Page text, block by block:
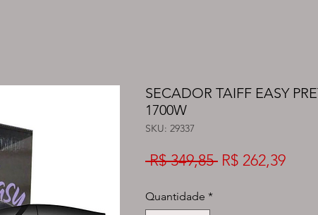
SECADOR TAIFF EASY
1700W
SKU: 29337
R$ 349,85 Preço
R$ 262,39Preço
Quantidade *